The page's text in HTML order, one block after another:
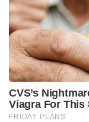
CVS’s
Viagra For This
FRIDAY PLANS